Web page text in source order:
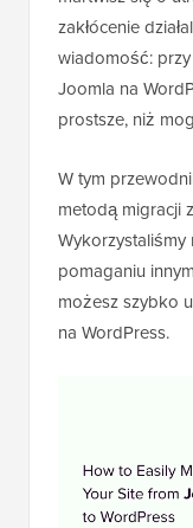
zakłócenie
wiadomość:
Joomla na
prostsze, niż
W tym
metodą migracji
pomaganiu
możesz szybko
na WordPress.